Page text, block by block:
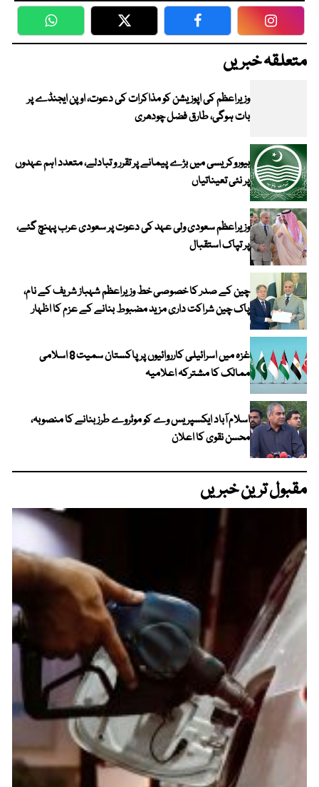
WhatsApp Twitter Facebook
متعلقہ خبریں
وزیراعظم کی اپوزیشن کو مذاکرات کی دعوت، اوپن ایجنڈے پر
بات ہوگی، طارق فضل چودھری
بیوروکریسی میں بڑے پیمانے پر تقرر و تبادلے، متعدد اہم عہدوں
پر نئی تعیناتیاں
وزیراعظم سعودی ولی عہد کی دعوت پر سعودی عرب پہنچ گئے،
پر تپاک استقبال
چین کے صدر کا خصوصی خط وزیراعظم شہباز شریف کے نام،
پاک چین شراکت داری مزید مضبوط بنانے کے عزم کا اظہار
غزہ میں اسرائیلی کارروائیوں پر پاکستان سمیت 8 اسلامی
ممالک کا مشترکہ اعلامیہ
اسلام آباد ایکسپریس وے کو موٹروے طرز بنانے کا منصوبہ،
محسن نقوی کا اعلان
مقبول ترین خبریں